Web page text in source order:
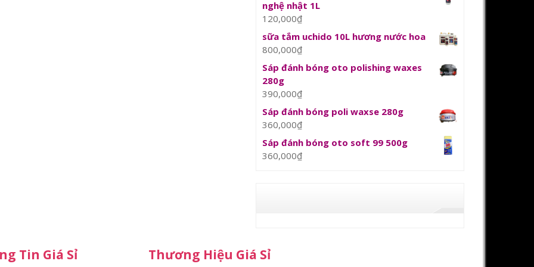
nghệ nhật 1L
120,000₫
sữa tắm uchido 10L hương nước hoa
800,000₫
Sáp đánh bóng oto polishing waxes
280g
390,000₫
Sáp đánh bóng poli waxse 280g
360,000₫
Sáp đánh bóng oto soft 99 500g
360,000₫
Tin Giá Sỉ Thương Hiệu Giá Sỉ